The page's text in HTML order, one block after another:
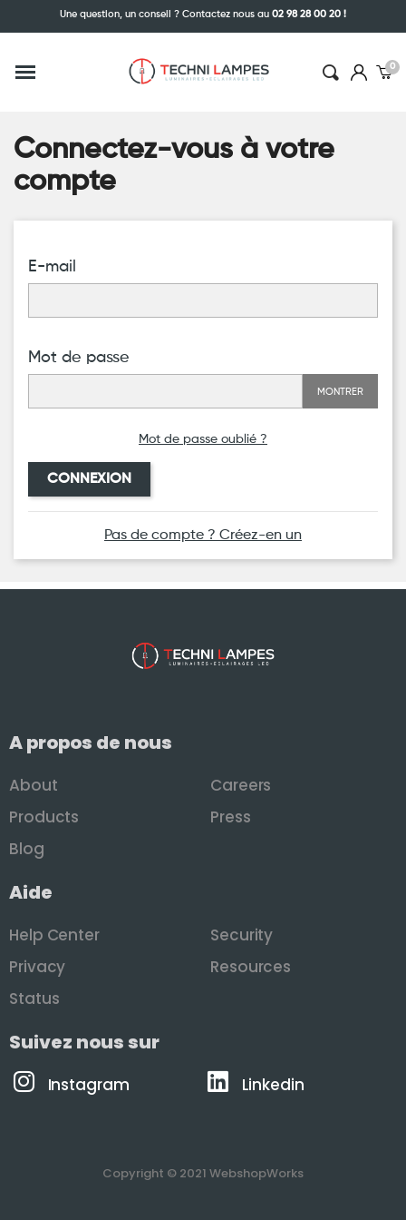
Une question, un conseil ? Contactez nous au 02 98 28 00 20 !
Connectez-vous à votre
compte
E-mail
Mot de passe
MONTRER
Mot de passe oublié ?
CONNEXION
Pas de compte ? Créez-en un
A propos de nous
About
Products
Blog
Careers
Press
Aide
Help Center
Privacy
Status
Security
Resources
Suivez nous sur
Instagram Linkedin
Copyright © 2021 WebshopWorks